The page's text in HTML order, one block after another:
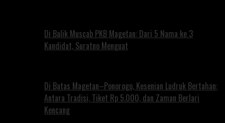
Di Balik Muscab PKB Magetan: Dari 5 Nama ke 3
Kandidat, Suratno Menguat
Di Batas Magetan–Ponorogo, Kesenian Ludruk Bertahan:
Antara Tradisi, Tiket Rp 5.000, dan Zaman Berlari
Kencang